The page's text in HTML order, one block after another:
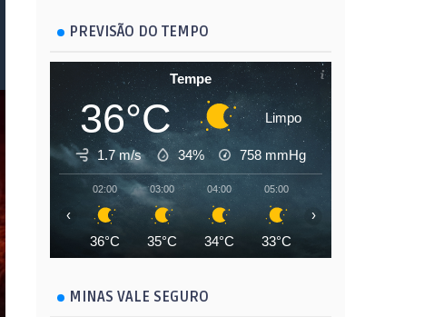
PREVISÃO DO TEMPO
Tempe
36°C Limpo
1.7 m/s 34% 758 mmHg
02:00
36°C
03:00
35°C
04:00
34°C
05:00
33°C
‹ ›
MINAS VALE SEGURO